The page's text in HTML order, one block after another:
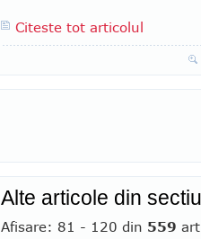
Citeste tot articolul
Alte articole din
Afisare: 81 - 120 din 559